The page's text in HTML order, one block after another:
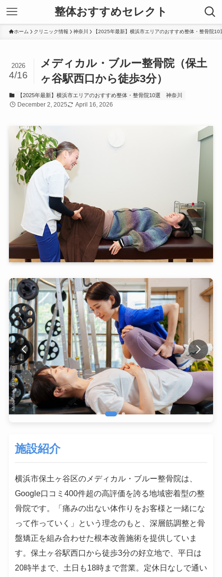
整体おすすめセレクト
ホーム クリニック情報 神奈川 【2025年最新】横浜市エリアのおすすめ整体・整骨院10
メディカル・ブルー整骨院（保土
ヶ谷駅西口から徒歩3分）
2026
4/16
【2025年最新】横浜市エリアのおすすめ整体・整骨院10選 神奈川
December 2, 2025 April 16, 2026
施設紹介
横浜市保土ヶ谷区のメディカル・ブルー整骨院は、
Google口コミ400件超の高評価を誇る地域密着型の整
骨院です。「痛みの出ない体作りをお客様と一緒にな
って作っていく」という理念のもと、深層筋調整と骨
盤矯正を組み合わせた根本改善施術を提供していま
す。保土ヶ谷駅西口から徒歩3分の好立地で、平日は
20時半まで、土日も18時まで営業。定休日なしで通い